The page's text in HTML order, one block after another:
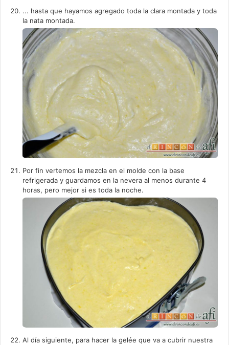
... hasta que hayamos agregado toda la clara montada y toda
la nata montada.
Por fin vertemos la mezcla en el molde con la base
refrigerada y guardamos en la nevera al menos durante 4
horas, pero mejor si es toda la noche.
Al día siguiente, para hacer la gelée que va a cubrir nuestra